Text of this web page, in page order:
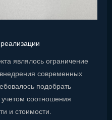
являлось ограничение
современных
подобрать
соотношения
и стоимости.